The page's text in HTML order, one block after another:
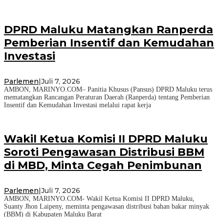
DPRD Maluku Matangkan Ranperda
Pemberian Insentif dan Kemudahan
Investasi
Parlemen|Juli 7, 2026
AMBON, MARINYO.COM– Panitia Khusus (Pansus) DPRD Maluku terus
mematangkan Rancangan Peraturan Daerah (Ranperda) tentang Pemberian
Insentif dan Kemudahan Investasi melalui rapat kerja
Wakil Ketua Komisi II DPRD Maluku
Soroti Pengawasan Distribusi BBM
di MBD, Minta Cegah Penimbunan
Parlemen Juli 7, 2026
AMBON, MARINYO.COM- Wakil Ketua Komisi II DPRD Maluku,
Suanty Jhon Laipeny, meminta pengawasan distribusi bahan bakar minyak
(BBM) di Kabupaten Maluku Barat